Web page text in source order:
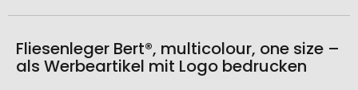
Fliesenleger Bert®, multicolour, one size –
als Werbeartikel mit Logo bedrucken